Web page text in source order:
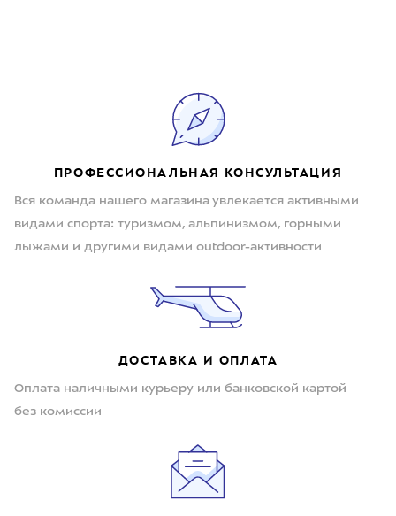
ПРОФЕССИОНАЛЬНАЯ КОНСУЛЬТАЦИЯ
Вся команда нашего магазина увлекается активными
видами спорта: туризмом, альпинизмом, горными
лыжами и другими видами outdoor-активности
ДОСТАВКА И ОПЛАТА
Оплата наличными курьеру или банковской картой
без комиссии